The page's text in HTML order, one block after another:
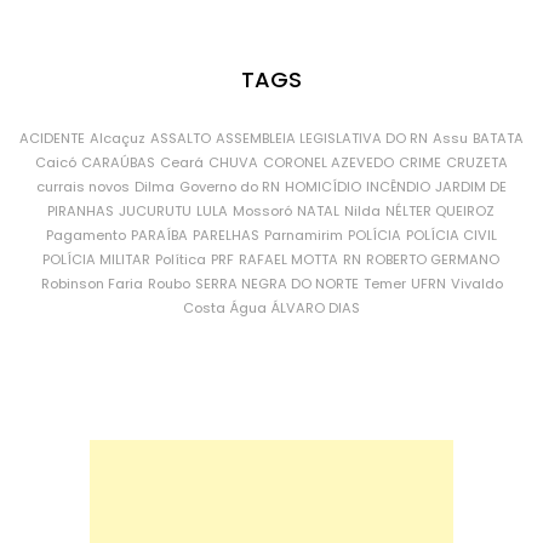
TAGS
ACIDENTE Alcaçuz ASSALTO ASSEMBLEIA LEGISLATIVA DO RN Assu BATATA
Caicó CARAÚBAS Ceará CHUVA CORONEL AZEVEDO CRIME CRUZETA
currais novos Dilma Governo do RN HOMICÍDIO INCÊNDIO JARDIM DE
PIRANHAS JUCURUTU LULA Mossoró NATAL Nilda NÉLTER QUEIROZ
Pagamento PARAÍBA PARELHAS Parnamirim POLÍCIA POLÍCIA CIVIL
POLÍCIA MILITAR Política PRF RAFAEL MOTTA RN ROBERTO GERMANO
Robinson Faria Roubo SERRA NEGRA DO NORTE Temer UFRN Vivaldo
Costa Água ÁLVARO DIAS